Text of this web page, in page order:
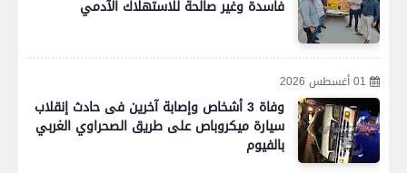
فاسدة وغير صالحة للاستهلاك الآدمي
01 أغسطس 2026
وفاة 3 أشخاص وإصابة آخرين فى حادث إنقلاب
سيارة ميكروباص على طريق الصحراوي الغربي
بالفيوم